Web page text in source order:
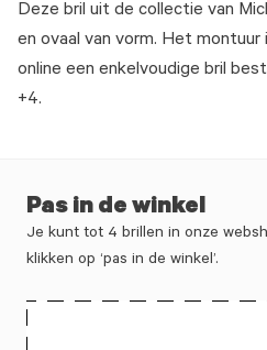
Deze bril uit de collectie van
en ovaal van vorm. Het
online een enkelvoudige bril
+4.
Pas in de winkel
Je kunt tot 4 brillen in onze
klikken op ‘pas in de winkel’.